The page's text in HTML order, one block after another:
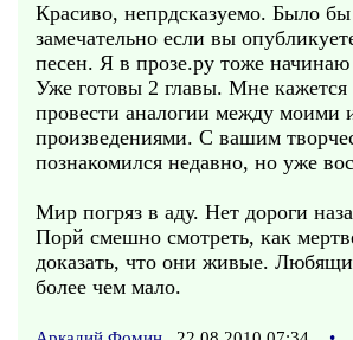
Красиво, непрдсказуемо. Было
замечательно если вы
песен. Я в прозе.ру тоже начинаю
Уже готовы 2 главы. Мне
провести аналогии между моими
произведениями. С вашим
познакомился недавно, но уже
Мир погряз в аду. Нет дороги
Порй смешно смотреть, как
доказать, что они живые.
более чем мало.